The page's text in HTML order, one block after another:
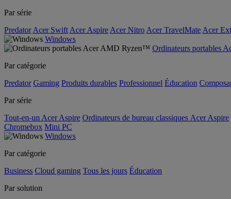
Par série
Predator Acer Swift Acer Aspire Acer Nitro Acer TravelMate Acer
Windows
Ordinateurs portables
Par catégorie
Predator Gaming Produits durables Professionnel Éducation
Par série
Tout-en-un Acer Aspire Ordinateurs de bureau classiques Acer Aspire
Chromebox Mini PC
Windows
Par catégorie
Business Cloud gaming Tous les jours Éducation
Par solution